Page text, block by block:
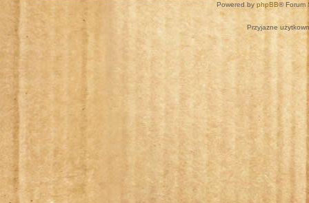
Powered by phpBB® Forum
Przyjazne